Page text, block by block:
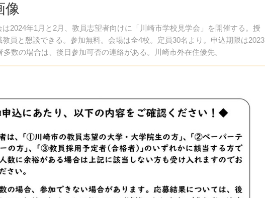
像
2024年1月と2月、教員志望者向けに「川崎市学校見学会」を開催する。授
員と懇談できる。参加無料。会場は全4校。定員30名より。申込期限は2023
多数の場合は、後日参加可否の連絡がある。川崎市外在住優先。